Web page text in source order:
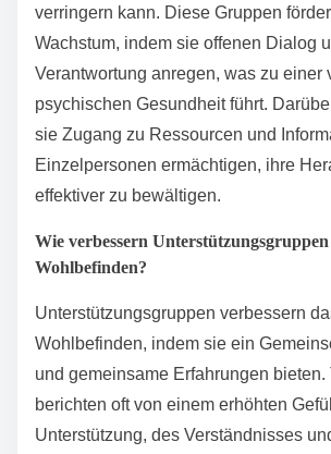
verringern kann. Diese Gruppen
Wachstum, indem sie offenen Dialog
Verantwortung anregen, was zu einer
psychischen Gesundheit führt.
sie Zugang zu Ressourcen und
Einzelpersonen ermächtigen, ihre
effektiver zu bewältigen.
Wie verbessern
Wohlbefinden?
Unterstützungsgruppen verbessern
Wohlbefinden, indem sie ein
und gemeinsame Erfahrungen bieten.
berichten oft von einem erhöhten
Unterstützung, des Verständnisses